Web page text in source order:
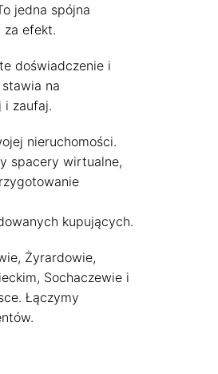
jedna spójna
za efekt.
doświadczenie i
na
i zaufaj.
nieruchomości.
spacery wirtualne,
kupujących.
Żyrardowie,
Sochaczewie i
Łączymy